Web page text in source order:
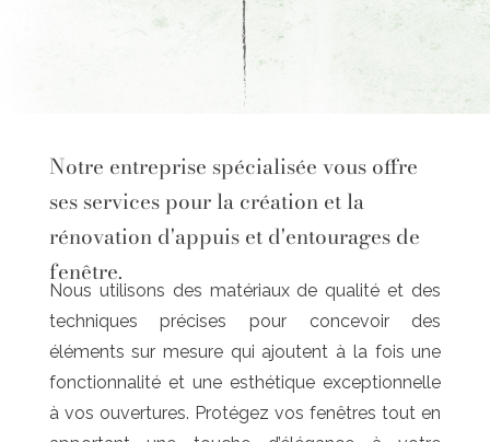
Notre entreprise spécialisée vous offre
ses services pour la création et la
rénovation d'appuis et d'entourages de
fenêtre.
Nous utilisons des matériaux de qualité et des
techniques précises pour concevoir des
éléments sur mesure qui ajoutent à la fois une
fonctionnalité et une esthétique exceptionnelle
à vos ouvertures. Protégez vos fenêtres tout en